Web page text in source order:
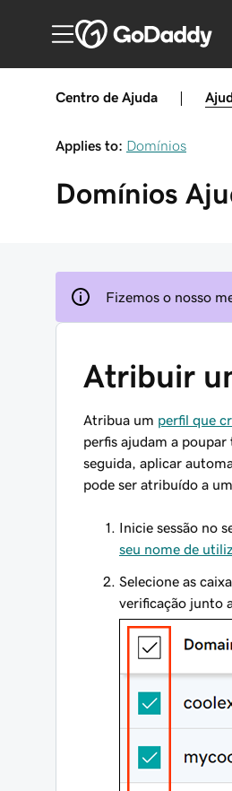
Centro de Ajuda
Applies to: Domínios
Domínios
Fizemos o nosso
Atribuir
Atribua um perfil que
perfis ajudam a
seguida, aplicar
pode ser atribuído a
Inicie sessão no
seu nome de
Selecione as
verificação junto